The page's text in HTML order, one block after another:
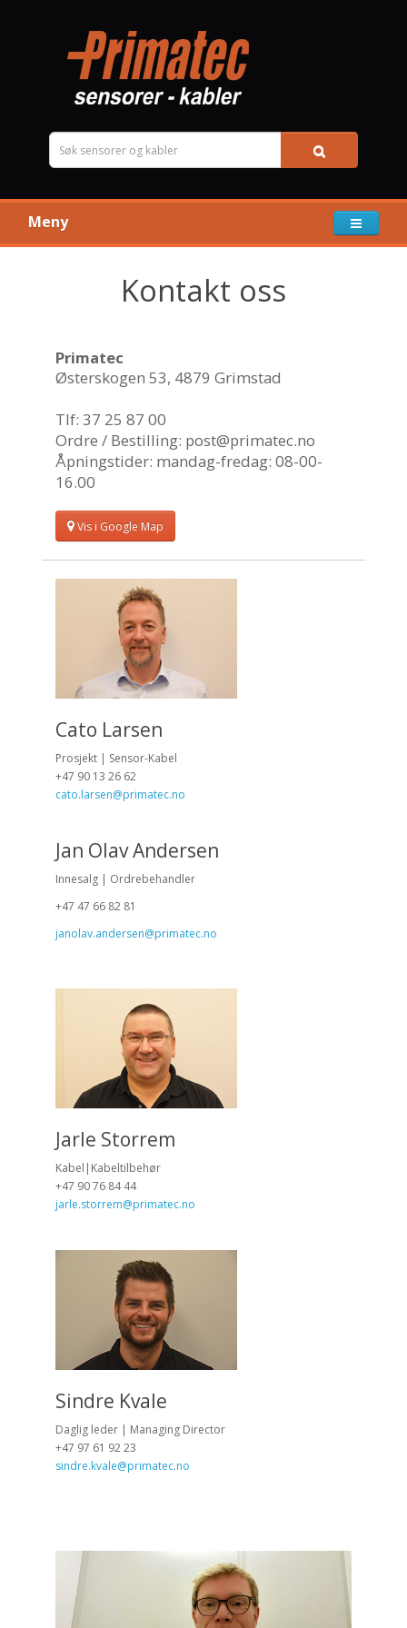
Meny
Kontakt oss
Primatec
Østerskogen 53, 4879 Grimstad
Tlf: 37 25 87 00
Ordre / Bestilling: post@primatec.no
Åpningstider: mandag-fredag: 08-00-
16.00
Vis i Google Map
Cato Larsen
Prosjekt | Sensor-Kabel
+47 90 13 26 62
cato.larsen@primatec.no
Jan Olav Andersen
Innesalg | Ordrebehandler
+47 47 66 82 81
janolav.andersen@primatec.no
Jarle Storrem
Kabel|Kabeltilbehør
+47 90 76 84 44
jarle.storrem@primatec.no
Sindre Kvale
Daglig leder | Managing Director
+47 97 61 92 23
sindre.kvale@primatec.no